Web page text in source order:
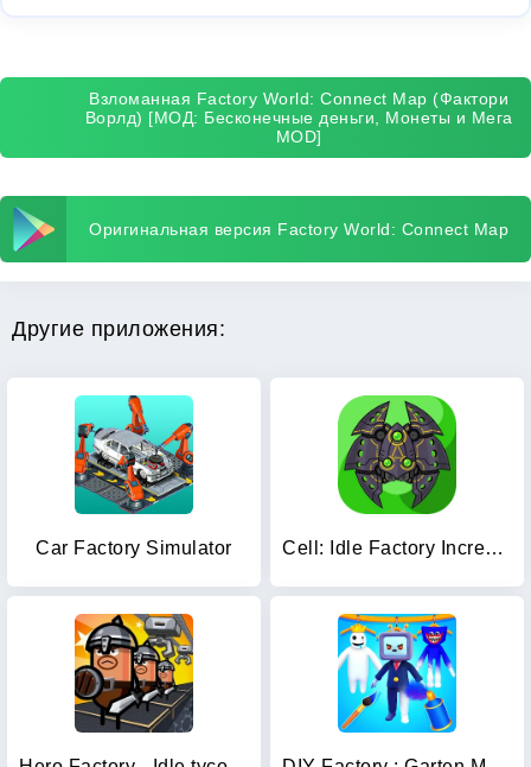
Взломанная Factory World: Connect Map (Фактори
Ворлд) [МОД: Бесконечные деньги, Монеты и Мега
MOD]
Оригинальная версия Factory World: Connect Map
Другие приложения:
Car Factory Simulator Cell: Idle Factory Incremental